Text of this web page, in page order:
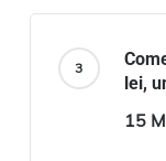
lei,
15